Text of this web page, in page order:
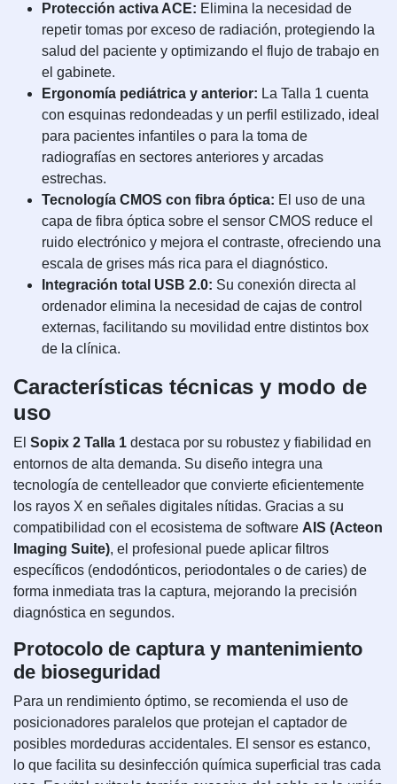
Protección activa ACE: Elimina la necesidad de
repetir tomas por exceso de radiación, protegiendo la
salud del paciente y optimizando el flujo de trabajo en
el gabinete.
Ergonomía pediátrica y anterior: La Talla 1 cuenta
con esquinas redondeadas y un perfil estilizado, ideal
para pacientes infantiles o para la toma de
radiografías en sectores anteriores y arcadas
estrechas.
Tecnología CMOS con fibra óptica: El uso de una
capa de fibra óptica sobre el sensor CMOS reduce el
ruido electrónico y mejora el contraste, ofreciendo una
escala de grises más rica para el diagnóstico.
Integración total USB 2.0: Su conexión directa al
ordenador elimina la necesidad de cajas de control
externas, facilitando su movilidad entre distintos box
de la clínica.
Características técnicas y modo de
uso
El Sopix 2 Talla 1 destaca por su robustez y fiabilidad en
entornos de alta demanda. Su diseño integra una
tecnología de centelleador que convierte eficientemente
los rayos X en señales digitales nítidas. Gracias a su
compatibilidad con el ecosistema de software AIS (Acteon
Imaging Suite), el profesional puede aplicar filtros
específicos (endodónticos, periodontales o de caries) de
forma inmediata tras la captura, mejorando la precisión
diagnóstica en segundos.
Protocolo de captura y mantenimiento
de bioseguridad
Para un rendimiento óptimo, se recomienda el uso de
posicionadores paralelos que protejan el captador de
posibles mordeduras accidentales. El sensor es estanco,
lo que facilita su desinfección química superficial tras cada